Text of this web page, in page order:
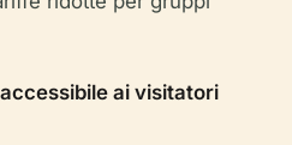
ai visitatori